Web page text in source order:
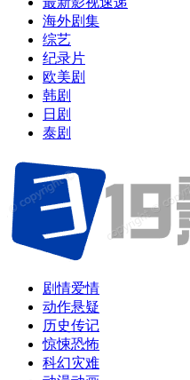
海外剧集
综艺
纪录片
欧美剧
韩剧
日剧
泰剧
剧情爱情
动作悬疑
历史传记
惊悚恐怖
科幻灾难